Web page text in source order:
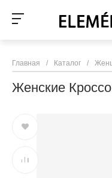
Главная / Каталог /
Женские